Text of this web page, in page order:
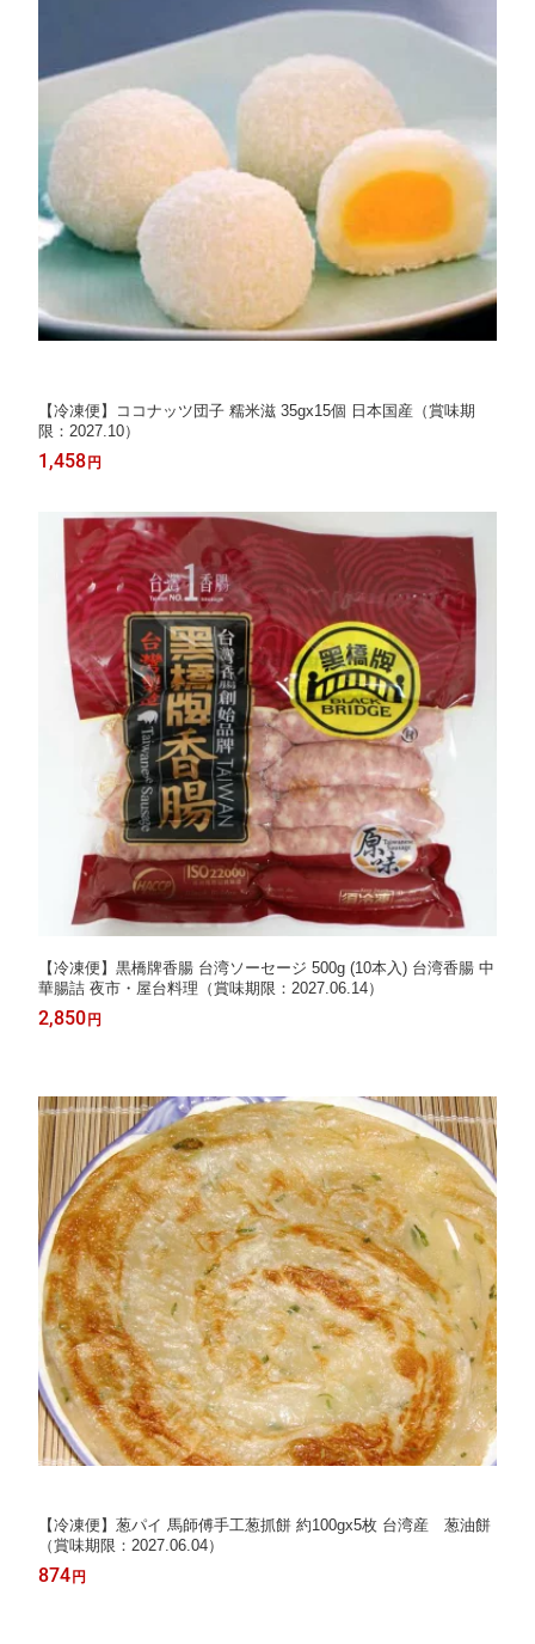
【冷凍便】ココナッツ団子 糯米滋 35gx15個 日本国産（賞味期
限：2027.10）
1,458 円
【冷凍便】黒橋牌香腸 台湾ソーセージ 500g (10本入) 台湾香腸 中
華腸詰 夜市・屋台料理（賞味期限：2027.06.14）
2,850 円
【冷凍便】葱パイ 馬師傅手工葱抓餅 約100gx5枚 台湾産 葱油餅
（賞味期限：2027.06.04）
874 円